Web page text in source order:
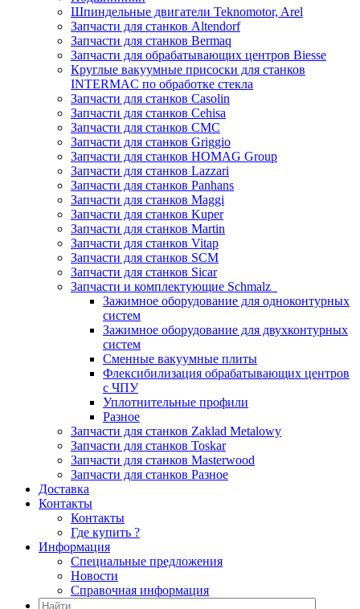
Шпиндельные двигатели Teknomotor, Arel
Запчасти для станков Altendorf
Запчасти для станков Bermaq
Запчасти для обрабатывающих центров Biesse
Круглые вакуумные присоски для станков
INTERMAC по обработке стекла
Запчасти для станков Casolin
Запчасти для станков Cehisa
Запчасти для станков CMC
Запчасти для станков Griggio
Запчасти для станков HOMAG Group
Запчасти для станков Lazzari
Запчасти для станков Panhans
Запчасти для станков Maggi
Запчасти для станков Kuper
Запчасти для станков Martin
Запчасти для станков Vitap
Запчасти для станков SCM
Запчасти для станков Sicar
Запчасти и комплектующие Schmalz
Зажимное оборудование для одноконтурных
систем
Зажимное оборудование для двухконтурных
систем
Сменные вакуумные плиты
Флексибилизация обрабатывающих центров
с ЧПУ
Уплотнительные профили
Разное
Запчасти для станков Zaklad Metalowy
Запчасти для станков Toskar
Запчасти для станков Masterwood
Запчасти для станков Разное
Доставка
Контакты
Контакты
Где купить ?
Информация
Специальные предложения
Новости
Справочная информация